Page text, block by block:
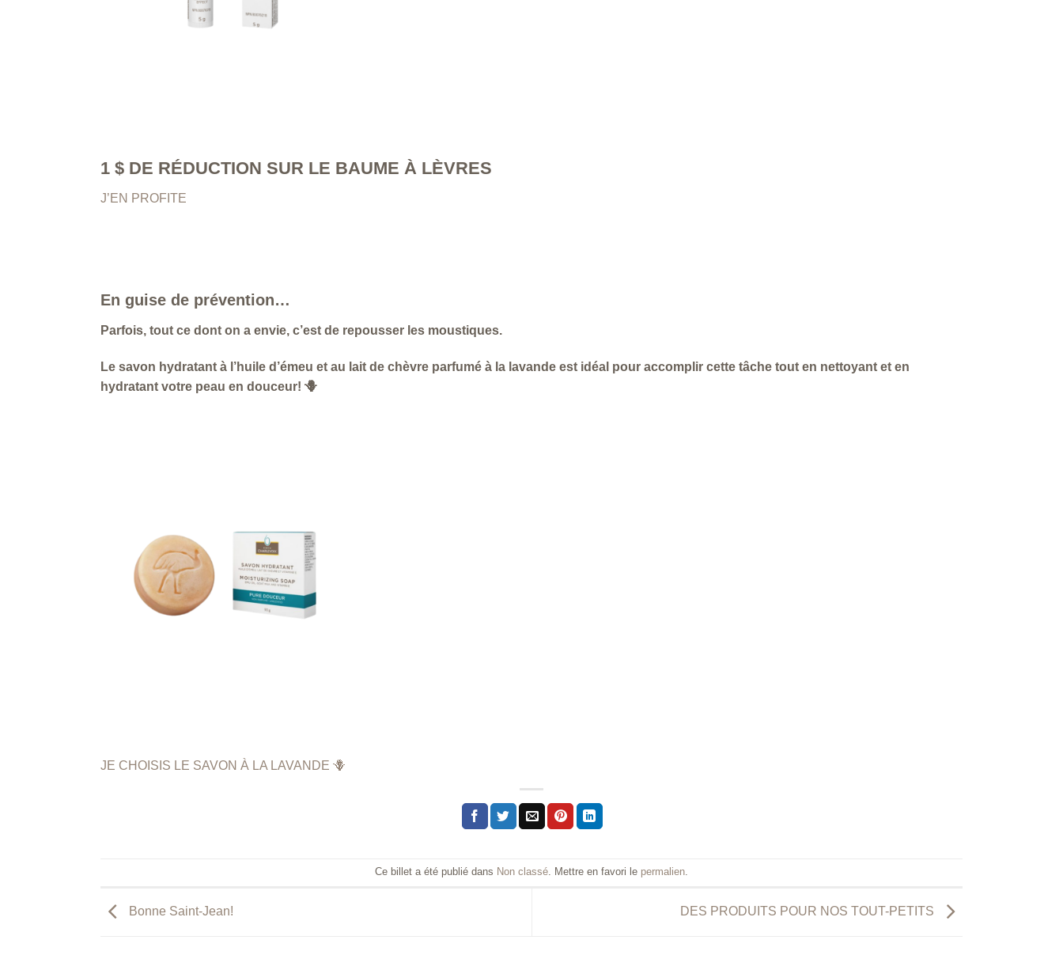
1 $ DE RÉDUCTION SUR LE BAUME À LÈVRES
J’EN PROFITE
En guise de prévention…
Parfois, tout ce dont on a envie, c’est de repousser les moustiques.
Le savon hydratant à l’huile d’émeu et au lait de chèvre parfumé à la lavande est idéal pour accomplir cette tâche tout en nettoyant et en
hydratant votre peau en douceur! 🪻
JE CHOISIS LE SAVON À LA LAVANDE 🪻
Ce billet a été publié dans Non classé. Mettre en favori le permalien.
Bonne Saint-Jean! DES PRODUITS POUR NOS TOUT-PETITS